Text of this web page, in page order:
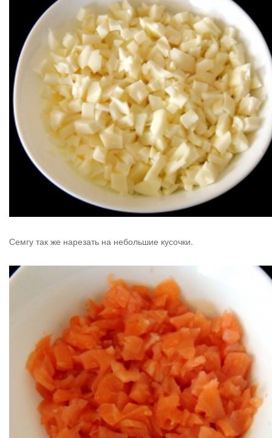
Семгу так же нарезать на небольшие кусочки.